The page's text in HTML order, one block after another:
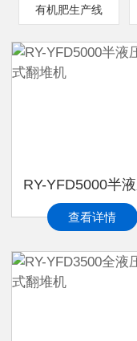
有机肥生产线
RY-YFD5000半
查看详情